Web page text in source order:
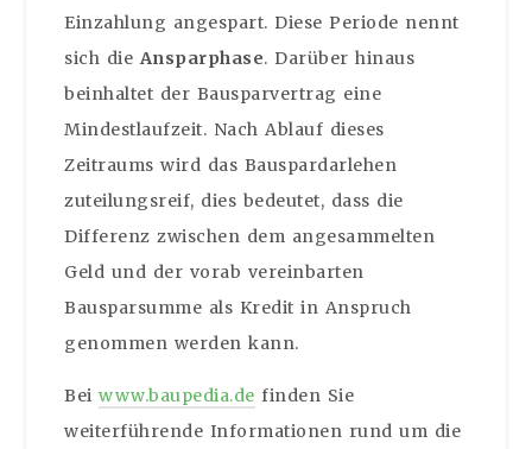
Einzahlung angespart. Diese Periode nennt
sich dieAnsparphase. Darüber hinaus
beinhaltet der Bausparvertrag eine
Mindestlaufzeit. Nach Ablauf dieses
Zeitraums wird das Bauspardarlehen
zuteilungsreif, dies bedeutet, dass die
Differenz zwischen dem angesammelten
Geld und der vorab vereinbarten
Bausparsumme als Kredit in Anspruch
genommen werden kann.
Beiwww.baupedia.de finden Sie
weiterführende Informationen rund um die